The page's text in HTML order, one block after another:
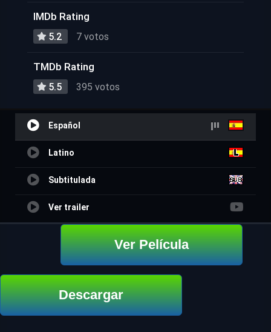
IMDb Rating
5.2 7 votos
TMDb Rating
5.5 395 votos
Español
Latino
Subtitulada
Ver trailer
Ver Película
Descargar